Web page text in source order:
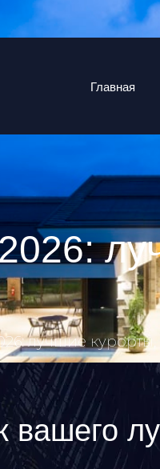
Главная
лучшие
вашего